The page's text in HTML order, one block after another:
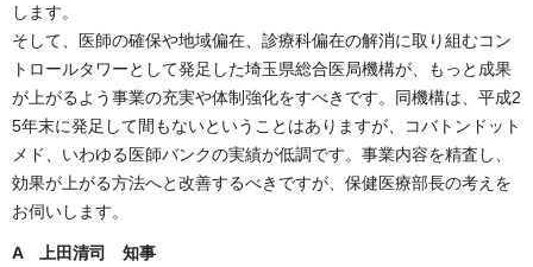
します。
そして、医師の確保や地域偏在、診療科偏在の解消に取り組むコン
トロールタワーとして発足した埼玉県総合医局機構が、もっと成果
が上がるよう事業の充実や体制強化をすべきです。同機構は、平成2
5年末に発足して間もないということはありますが、コバトンドット
メド、いわゆる医師バンクの実績が低調です。事業内容を精査し、
効果が上がる方法へと改善するべきですが、保健医療部長の考えを
お伺いします。
A 上田清司 知事